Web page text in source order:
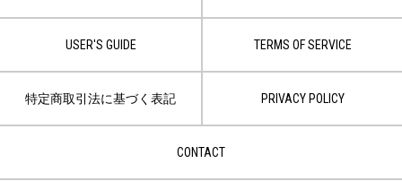
USER'S GUIDE TERMS OF SERVICE
特定商取引法に基づく表記 PRIVACY POLICY
CONTACT